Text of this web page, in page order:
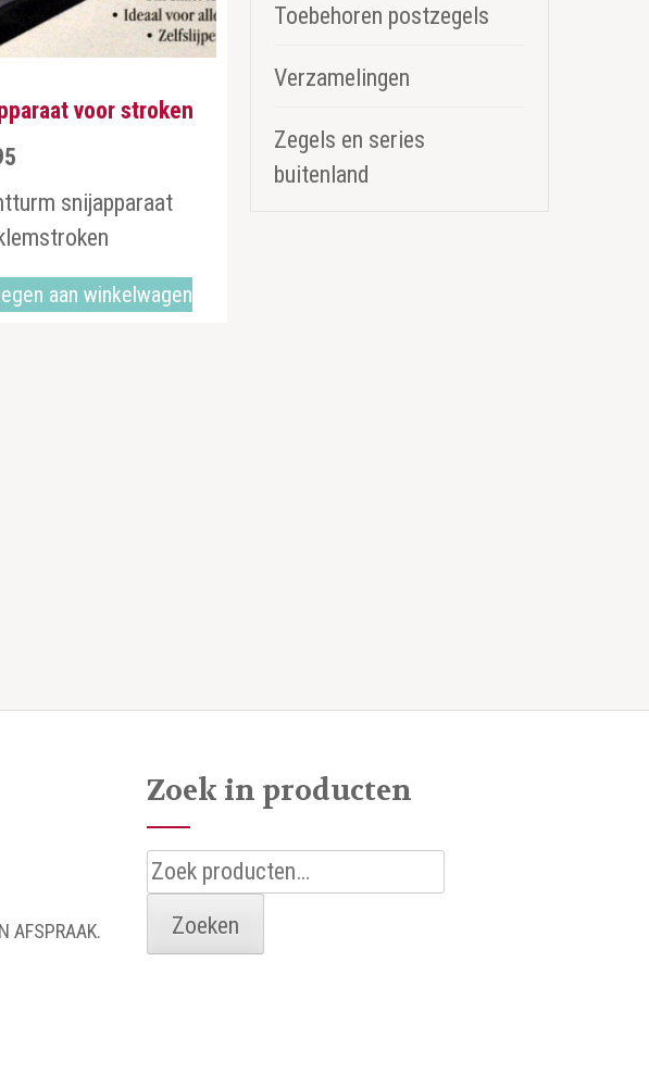
voor stroken
snijapparaat
aan winkelwagen
Toebehoren postzegels
Verzamelingen
Zegels en series
buitenland
AFSPRAAK.
Zoek in producten
Zoeken
naar:
Zoeken